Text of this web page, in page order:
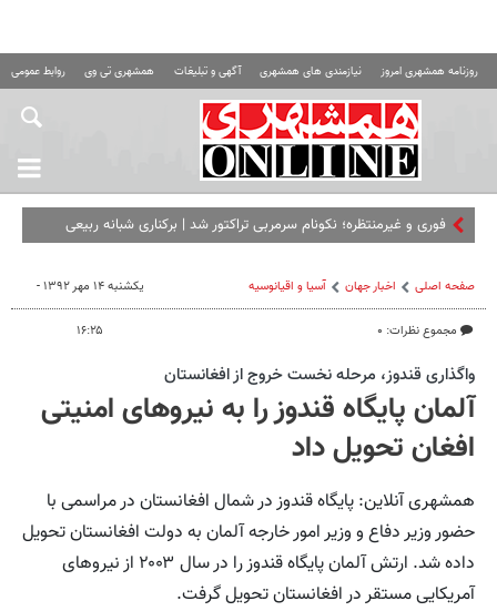
روزنامه همشهری امروز نیازمندی های همشهری آگهی و تبلیغات همشهری تی وی روابط عمومی
فوری و غیرمنتظره؛‌ نکونام سرمربی تراکتور شد | برکناری شبانه ربیعی
صفحه اصلی اخبار جهان آسیا و اقیانوسیه
مجموع نظرات: ۰
یکشنبه ۱۴ مهر ۱۳۹۲ -
۱۶:۲۵
واگذاری قندوز، مرحله نخست خروج از افغانستان
آلمان پایگاه قندوز را به نیروهای امنیتی
افغان تحویل داد
همشهری آنلاین: پایگاه قندوز در شمال افغانستان در مراسمی با
حضور وزیر دفاع و وزیر امور خارجه آلمان به دولت افغانستان تحویل
داده شد. ارتش آلمان پایگاه قندوز را در سال ۲۰۰۳ از نیروهای
آمریکایی مستقر در افغانستان تحویل گرفت.